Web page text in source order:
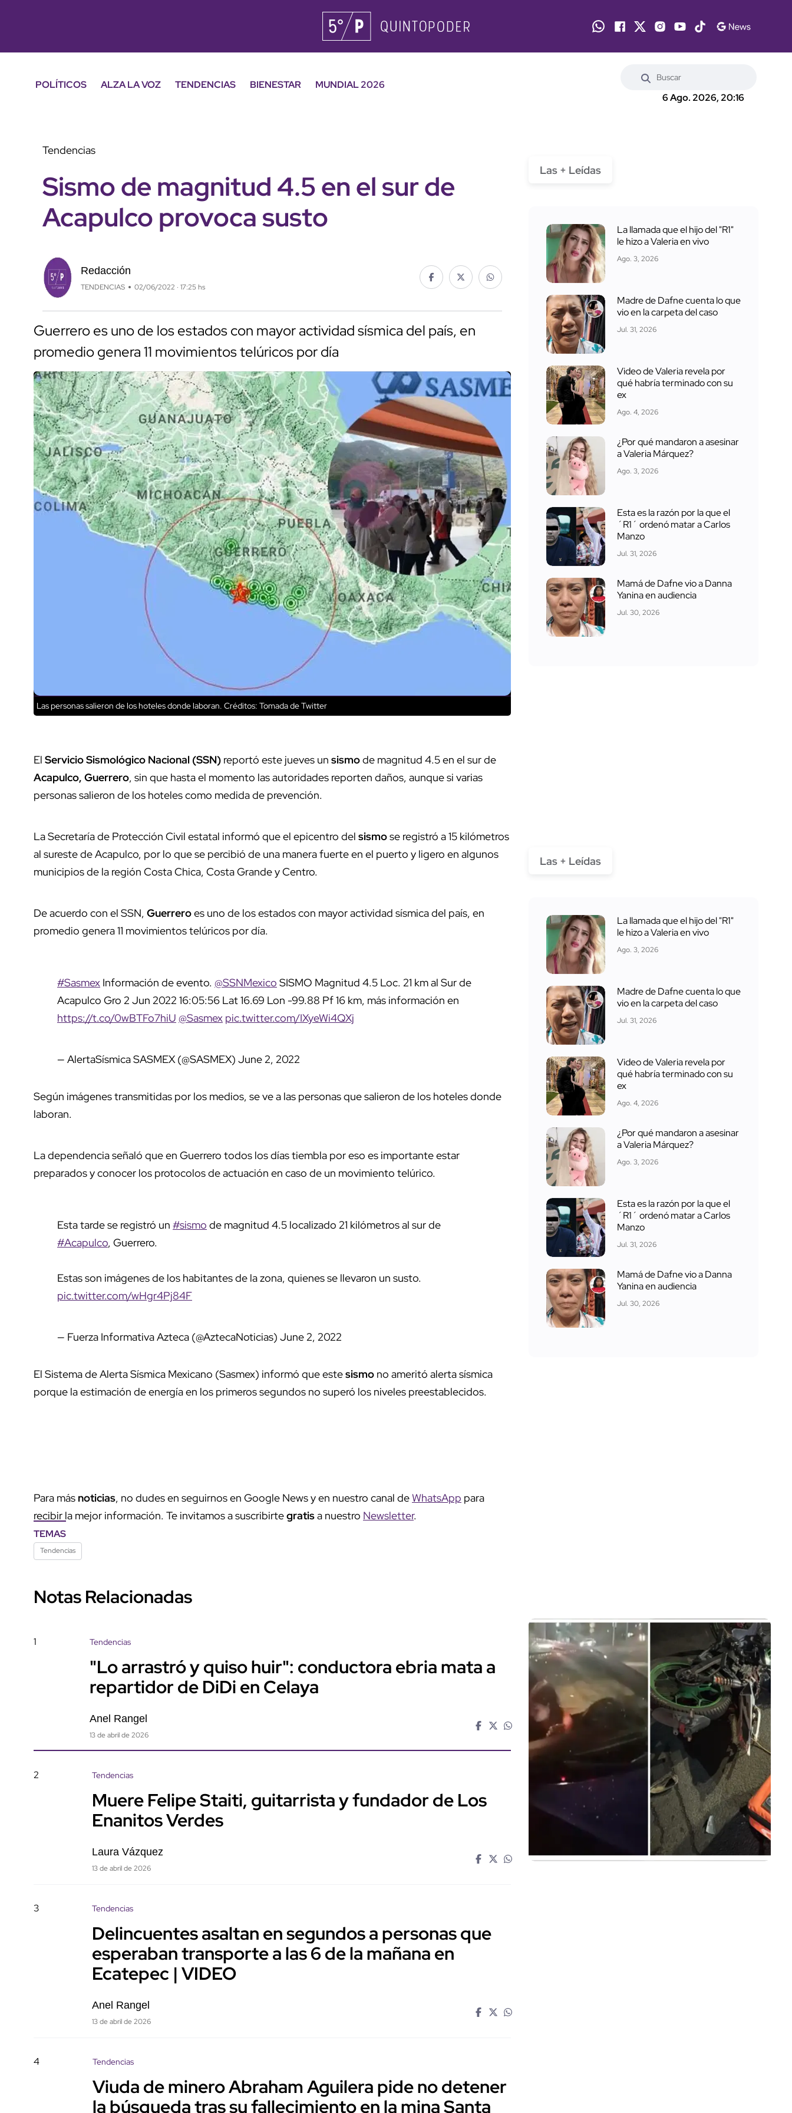
POLÍTICOS ALZA LA VOZ TENDENCIAS BIENESTAR
MUNDIAL 2026
6 Ago. 2026, 20:16
Tendencias
Sismo de magnitud 4.5 en el sur de
Acapulco provoca susto
Redacción
TENDENCIAS 02/06/2022 · 17:25 hs
Guerrero es uno de los estados con mayor actividad sísmica del país, en
promedio genera 11 movimientos telúricos por día
Las personas salieron de los hoteles donde laboran. Créditos: Tomada de Twitter
El Servicio Sismológico Nacional (SSN) reportó este jueves un sismode magnitud 4.5 en el sur de
Acapulco, Guerrero, sin que hasta el momento las autoridades reporten daños, aunque si varias
personas salieron de los hoteles como medida de prevención.
La Secretaría de Protección Civil estatal informó que el epicentro del sismose registró a 15 kilómetros
al sureste de Acapulco, por lo que se percibió de una manera fuerte en el puerto y ligero en algunos
municipios de la región Costa Chica, Costa Grande y Centro.
De acuerdo con el SSN, Guerreroes uno de los estados con mayor actividad sísmica del país, en
promedio genera 11 movimientos telúricos por día.
#Sasmex Información de evento. @SSNMexico SISMO Magnitud 4.5 Loc. 21 km al Sur de
Acapulco Gro 2 Jun 2022 16:05:56 Lat 16.69 Lon -99.88 Pf 16 km, más información en
https://t.co/0wBTFo7hiU @Sasmex pic.twitter.com/IXyeWi4QXj
— AlertaSísmica SASMEX (@SASMEX) June 2, 2022
Según imágenes transmitidas por los medios, se ve a las personas que salieron de los hoteles donde
laboran.
La dependencia señaló que en Guerrero todos los días tiembla por eso es importante estar
preparados y conocer los protocolos de actuación en caso de un movimiento telúrico.
Esta tarde se registró un #sismo de magnitud 4.5 localizado 21 kilómetros al sur de
#Acapulco, Guerrero.
Estas son imágenes de los habitantes de la zona, quienes se llevaron un susto.
pic.twitter.com/wHgr4Pj84F
— Fuerza Informativa Azteca (@AztecaNoticias) June 2, 2022
El Sistema de Alerta Sísmica Mexicano (Sasmex) informó que estesismo no ameritó alerta sísmica
porque la estimación de energía en los primeros segundos no superó los niveles preestablecidos.
Para más noticias, no dudes en seguirnos en Google News y en nuestro canal deWhatsApp para
recibir la mejor información. Te invitamos a suscribirtegratisa nuestro Newsletter.
TEMAS
Tendencias
Notas Relacionadas
1 Tendencias
"Lo arrastró y quiso huir": conductora ebria mata a
repartidor de DiDi en Celaya
Anel Rangel
13 de abril de 2026
2 Tendencias
Muere Felipe Staiti, guitarrista y fundador de Los
Enanitos Verdes
Laura Vázquez
13 de abril de 2026
3 Tendencias
Delincuentes asaltan en segundos a personas que
esperaban transporte a las 6 de la mañana en
Ecatepec | VIDEO
Anel Rangel
13 de abril de 2026
4 Tendencias
Viuda de minero Abraham Aguilera pide no detener
la búsqueda tras su fallecimiento en la mina Santa
Las + Leídas
La llamada que el hijo del "R1"
le hizo a Valeria en vivo
Ago. 3, 2026
Madre de Dafne cuenta lo que
vio en la carpeta del caso
Jul. 31, 2026
Video de Valeria revela por
qué habría terminado con su
ex
Ago. 4, 2026
¿Por qué mandaron a asesinar
a Valeria Márquez?
Ago. 3, 2026
Esta es la razón por la que el
´R1´ ordenó matar a Carlos
Manzo
Jul. 31, 2026
Mamá de Dafne vio a Danna
Yanina en audiencia
Jul. 30, 2026
Las + Leídas
La llamada que el hijo del "R1"
le hizo a Valeria en vivo
Ago. 3, 2026
Madre de Dafne cuenta lo que
vio en la carpeta del caso
Jul. 31, 2026
Video de Valeria revela por
qué habría terminado con su
ex
Ago. 4, 2026
¿Por qué mandaron a asesinar
a Valeria Márquez?
Ago. 3, 2026
Esta es la razón por la que el
´R1´ ordenó matar a Carlos
Manzo
Jul. 31, 2026
Mamá de Dafne vio a Danna
Yanina en audiencia
Jul. 30, 2026